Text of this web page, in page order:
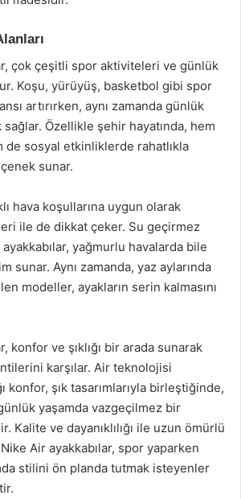
çok çeşitli spor aktiviteleri ve günlük
Koşu, yürüyüş, basketbol gibi spor
artırırken, aynı zamanda günlük
Özellikle şehir hayatında, hem
de sosyal etkinliklerde rahatlıkla
sunar.
hava koşullarına uygun olarak
ile de dikkat çeker. Su geçirmez
yağmurlu havalarda bile
sunar. Aynı zamanda, yaz aylarında
modeller, ayakların serin kalmasını
konfor ve şıklığı bir arada sunarak
karşılar. Air teknolojisi
konfor, şık tasarımlarıyla birleştiğinde,
yaşamda vazgeçilmez bir
Kalite ve dayanıklılığı ile uzun ömürlü
Air ayakkabılar, spor yaparken
stilini ön planda tutmak isteyenler